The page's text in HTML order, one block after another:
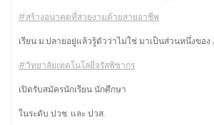
#สร้างอนาคตที่สวยงามด้วยสายอาชีพ
เรียน ม.ปลายอยู่แล้วรู้ตัวว่าไม่ใช่ มาเป็นส่วนหนึ่งของ
#วิทยาลัยเทคโนโลยีจรัสพิชากร
เปิดรับสมัครนักเรียน นักศึกษา
ในระดับ ปวช. และ ปวส.